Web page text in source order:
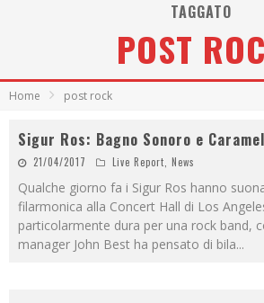
TAGGATO
POST
Home post rock
Sigur Ros: Bagno Sonoro e
21/04/2017 Live Report News
Qualche giorno fa i Sigur Ros hanno
filarmonica alla Concert Hall di Los
particolarmente dura per una rock band,
manager John Best ha pensato di bila...